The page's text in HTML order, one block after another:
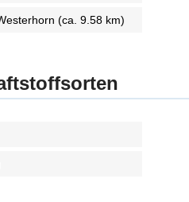
(ca. 9.58 km)